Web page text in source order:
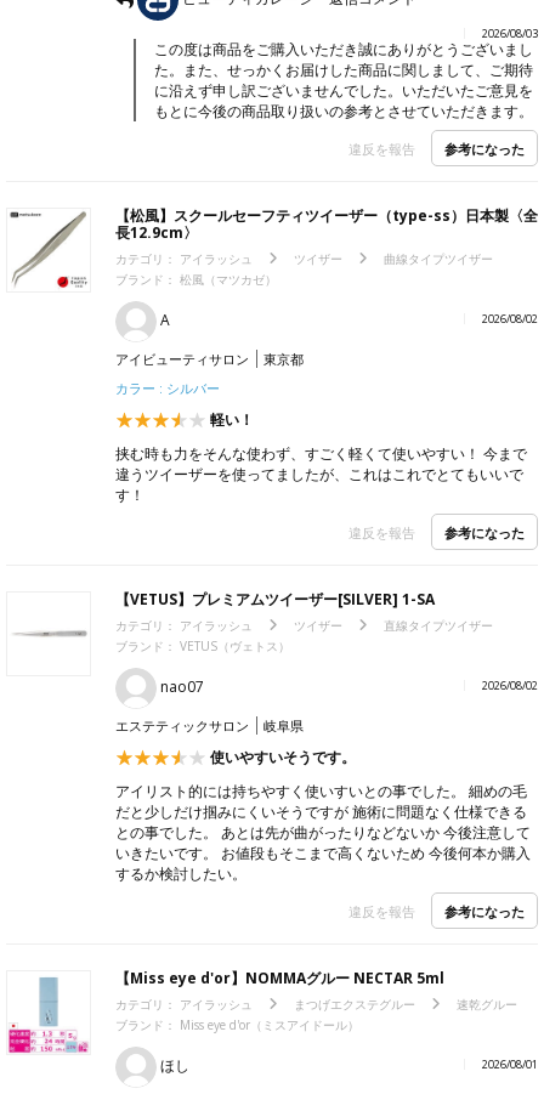
2026/08/03
この度は商品をご購入いただき誠にありがとうございまし
た。また、せっかくお届けした商品に関しまして、ご期待
に沿えず申し訳ございませんでした。いただいたご意見を
もとに今後の商品取り扱いの参考とさせていただきます。
違反を報告 参考になった
【松風】スクールセーフティツイーザー（type-ss）日本製〈全
長12.9cm〉
カテゴリ： アイラッシュ ツイザー
曲線タイプツイザー
ブランド： 松風（マツカゼ）
A 2026/08/02
アイビューティサロン
東京都
カラー : シルバー
軽い！
挟む時も力をそんな使わず、すごく軽くて使いやすい！ 今まで
違うツイーザーを使ってましたが、これはこれでとてもいいで
す！
違反を報告 参考になった
【VETUS】プレミアムツイーザー[SILVER] 1-SA
カテゴリ： アイラッシュ ツイザー
直線タイプツイザー
ブランド： VETUS（ヴェトス）
nao07 2026/08/02
エステティックサロン 岐阜県
使いやすいそうです。
アイリスト的には持ちやすく使いすいとの事でした。 細めの毛
だと少しだけ掴みにくいそうですが 施術に問題なく仕様できる
との事でした。 あとは先が曲がったりなどないか 今後注意して
いきたいです。 お値段もそこまで高くないため 今後何本か購入
するか検討したい。
違反を報告 参考になった
【Miss eye d'or】NOMMAグルー NECTAR 5ml
カテゴリ： アイラッシュ まつげエクステグルー
速乾グルー
ブランド： Miss eye d'or（ミスアイドール）
ほし 2026/08/01